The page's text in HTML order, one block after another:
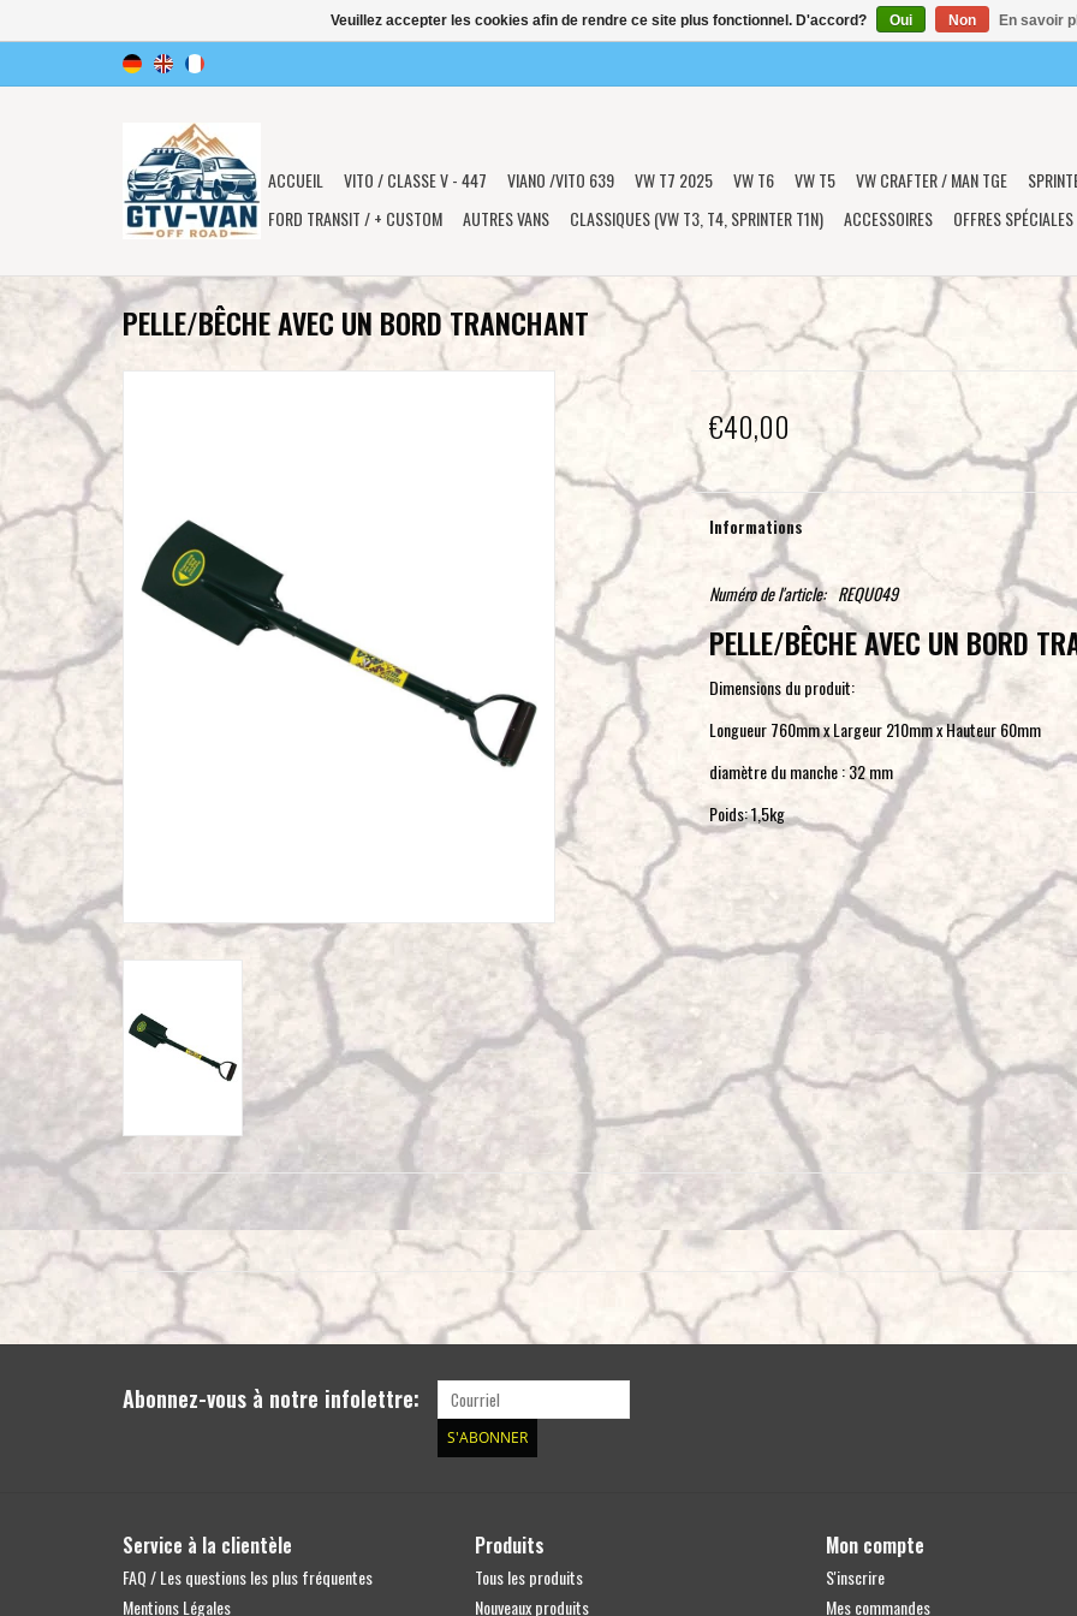
ACCUEIL VITO / CLASSE V - 447 VIANO /VITO 639 VW T7 2025 VW T6 VW T5 VW CRAFTER / MAN TGE
FORD TRANSIT / + CUSTOM
AUTRES VANS CLASSIQUES (VW T3, T4, SPRINTER T1N) ACCESSOIRES OFFRES SPÉCIALES
PELLE/BÊCHE AVEC UN BORD TRANCHANT
€40,00
Informations
Numéro de l'article: REQU049
PELLE/BÊCHE AVEC UN BORD
Dimensions du produit:
Longueur 760mm x Largeur 210mm x Hauteur 60mm
diamètre du manche : 32 mm
Poids: 1,5kg
Abonnez-vous à notre infolettre:
S'ABONNER
Service à la clientèle
FAQ / Les questions les plus fréquentes
Mentions Légales
Produits
Tous les produits
Nouveaux produits
Mon compte
S'inscrire
Mes commandes
Veuillez accepter les cookies afin de rendre ce site plus fonctionnel. D'accord? Oui Non En savoir